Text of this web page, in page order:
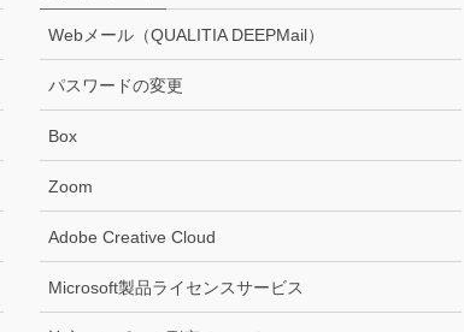
Webメール（QUALITIA DEEPMail）
パスワードの変更
Box
Zoom
Adobe Creative Cloud
Microsoft製品ライセンスサービス